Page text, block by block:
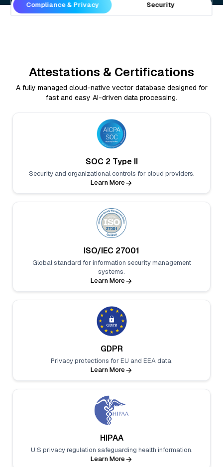
Compliance & Privacy Security
Attestations & Certifications
A fully managed cloud-native vector database designed for
fast and easy AI-driven data processing.
SOC 2 Type II
Security and organizational controls for cloud providers.
Learn More
ISO/IEC 27001
Global standard for information security management
systems.
Learn More
GDPR
Privacy protections for EU and EEA data.
Learn More
HIPAA
U.S privacy regulation safeguarding health information.
Learn More